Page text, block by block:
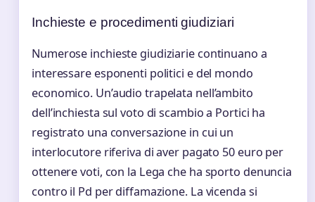
Inchieste e procedimenti giudiziari
Numerose inchieste giudiziarie continuano a
interessare esponenti politici e del mondo
economico. Un’audio trapelata nell’ambito
dell’inchiesta sul voto di scambio a Portici ha
registrato una conversazione in cui un
interlocutore riferiva di aver pagato 50 euro per
ottenere voti, con la Lega che ha sporto denuncia
contro il Pd per diffamazione. La vicenda si